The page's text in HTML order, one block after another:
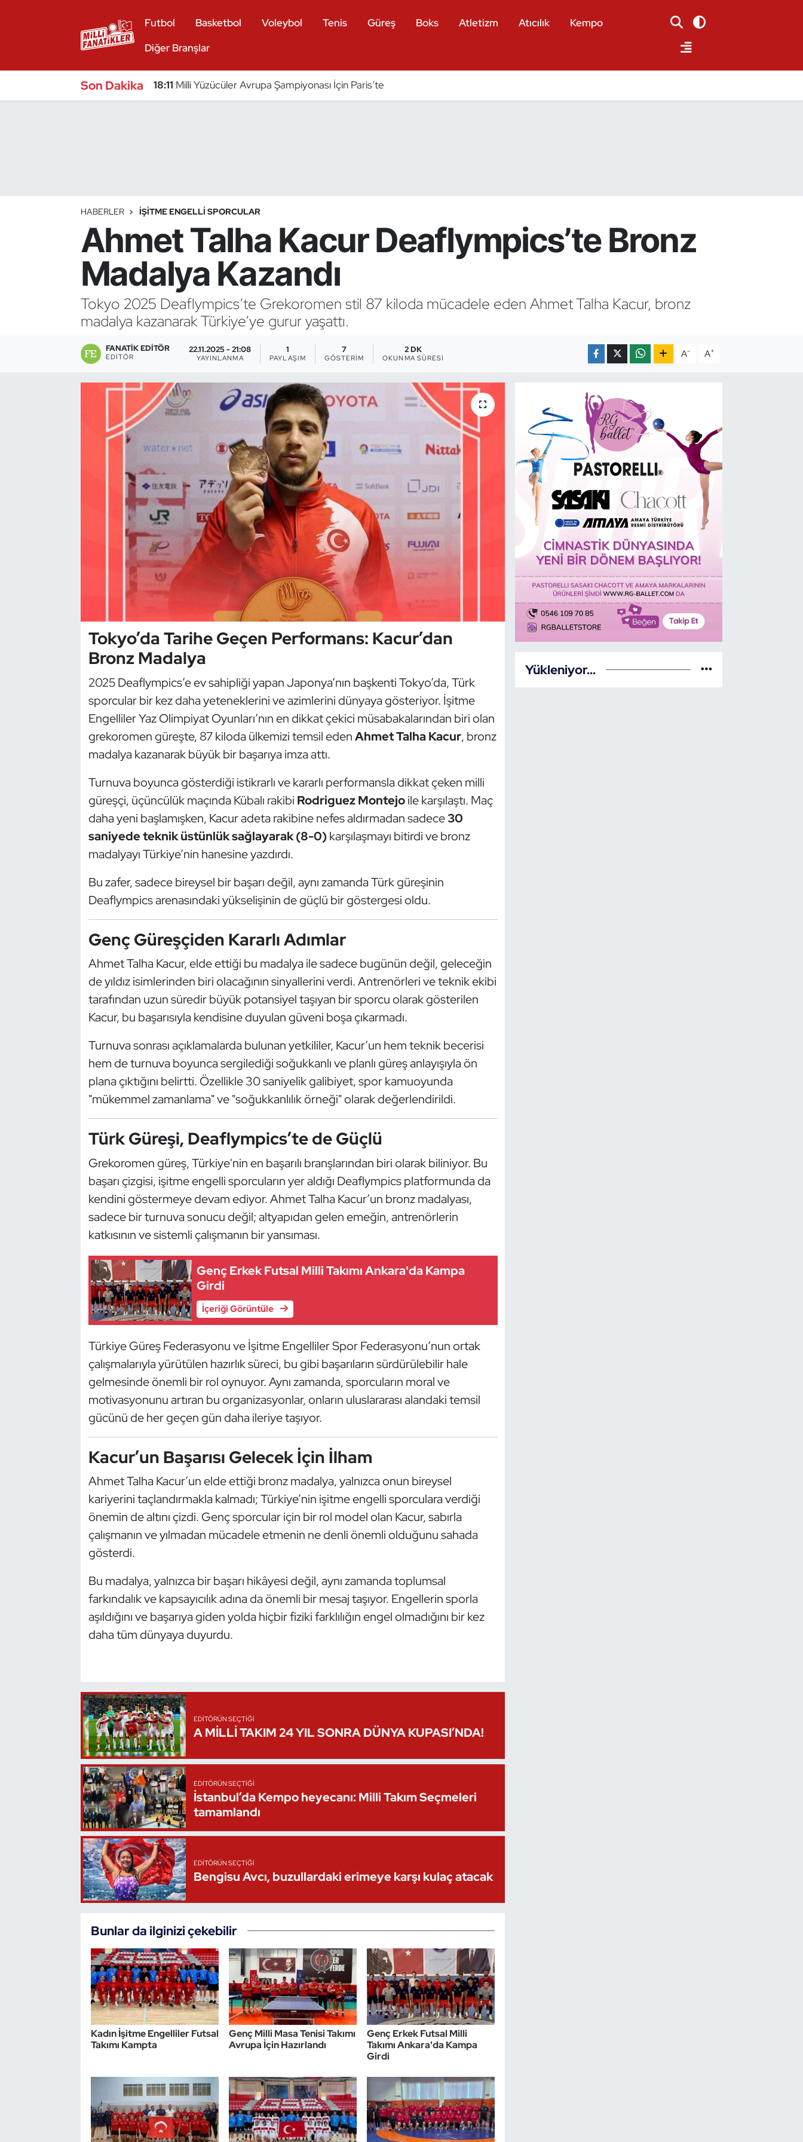
Futbol Basketbol Voleybol Tenis Güreş Boks Atletizm Atıcılık
Kempo
Diğer Branşlar
Son Dakika 18:11 Milli Yüzücüler Avrupa Şampiyonası İçin Paris’te
HABERLER İŞITME ENGELLI SPORCULAR
Ahmet Talha Kacur Deaflympics’te Bronz
Madalya Kazandı
Tokyo 2025 Deaflympics’te Grekoromen stil 87 kiloda mücadele eden Ahmet Talha Kacur, bronz
madalya kazanarak Türkiye’ye gurur yaşattı.
FANATIK EDITÖR
EDITÖR
22.11.2025 - 21:08
YAYINLANMA
1
PAYLAŞIM
7
GÖSTERIM
2 DK
OKUNMA SÜRESI A- A+
Tokyo’da Tarihe Geçen Performans: Kacur’dan
Bronz Madalya
2025 Deaflympics’e ev sahipliği yapan Japonya’nın başkenti Tokyo’da, Türk
sporcular bir kez daha yeteneklerini ve azimlerini dünyaya gösteriyor. İşitme
Engelliler Yaz Olimpiyat Oyunları’nın en dikkat çekici müsabakalarından biri olan
grekoromen güreşte, 87 kiloda ülkemizi temsil edenAhmet Talha Kacur, bronz
madalya kazanarak büyük bir başarıya imza attı.
Turnuva boyunca gösterdiği istikrarlı ve kararlı performansla dikkat çeken milli
güreşçi, üçüncülük maçında Kübalı rakibi Rodriguez Montejoile karşılaştı. Maç
daha yeni başlamışken, Kacur adeta rakibine nefes aldırmadan sadece30
saniyede teknik üstünlük sağlayarak (8-0)karşılaşmayı bitirdi ve bronz
madalyayı Türkiye’nin hanesine yazdırdı.
Bu zafer, sadece bireysel bir başarı değil, aynı zamanda Türk güreşinin
Deaflympics arenasındaki yükselişinin de güçlü bir göstergesi oldu.
Genç Güreşçiden Kararlı Adımlar
Ahmet Talha Kacur, elde ettiği bu madalya ile sadece bugünün değil, geleceğin
de yıldız isimlerinden biri olacağının sinyallerini verdi. Antrenörleri ve teknik ekibi
tarafından uzun süredir büyük potansiyel taşıyan bir sporcu olarak gösterilen
Kacur, bu başarısıyla kendisine duyulan güveni boşa çıkarmadı.
Turnuva sonrası açıklamalarda bulunan yetkililer, Kacur’un hem teknik becerisi
hem de turnuva boyunca sergilediği soğukkanlı ve planlı güreş anlayışıyla ön
plana çıktığını belirtti. Özellikle 30 saniyelik galibiyet, spor kamuoyunda
"mükemmel zamanlama" ve "soğukkanlılık örneği" olarak değerlendirildi.
Türk Güreşi, Deaflympics’te de Güçlü
Grekoromen güreş, Türkiye'nin en başarılı branşlarından biri olarak biliniyor. Bu
başarı çizgisi, işitme engelli sporcuların yer aldığı Deaflympics platformunda da
kendini göstermeye devam ediyor. Ahmet Talha Kacur’un bronz madalyası,
sadece bir turnuva sonucu değil; altyapıdan gelen emeğin, antrenörlerin
katkısının ve sistemli çalışmanın bir yansıması.
Genç Erkek Futsal Milli Takımı Ankara'da Kampa
Girdi
İçeriği Görüntüle
Türkiye Güreş Federasyonu ve İşitme Engelliler Spor Federasyonu’nun ortak
çalışmalarıyla yürütülen hazırlık süreci, bu gibi başarıların sürdürülebilir hale
gelmesinde önemli bir rol oynuyor. Aynı zamanda, sporcuların moral ve
motivasyonunu artıran bu organizasyonlar, onların uluslararası alandaki temsil
gücünü de her geçen gün daha ileriye taşıyor.
Kacur’un Başarısı Gelecek İçin İlham
Ahmet Talha Kacur’un elde ettiği bronz madalya, yalnızca onun bireysel
kariyerini taçlandırmakla kalmadı; Türkiye’nin işitme engelli sporculara verdiği
önemin de altını çizdi. Genç sporcular için bir rol model olan Kacur, sabırla
çalışmanın ve yılmadan mücadele etmenin ne denli önemli olduğunu sahada
gösterdi.
Bu madalya, yalnızca bir başarı hikâyesi değil, aynı zamanda toplumsal
farkındalık ve kapsayıcılık adına da önemli bir mesaj taşıyor. Engellerin sporla
aşıldığını ve başarıya giden yolda hiçbir fiziki farklılığın engel olmadığını bir kez
daha tüm dünyaya duyurdu.
EDITÖRÜN SEÇTIĞI
A MİLLİ TAKIM 24 YIL SONRA DÜNYA KUPASI’NDA!
EDITÖRÜN SEÇTIĞI
İstanbul’da Kempo heyecanı: Milli Takım Seçmeleri
tamamlandı
EDITÖRÜN SEÇTIĞI
Bengisu Avcı, buzullardaki erimeye karşı kulaç atacak
Bunlar da ilginizi çekebilir
Kadın İşitme Engelliler Futsal
Takımı Kampta
Genç Milli Masa Tenisi Takımı
Avrupa İçin Hazırlandı
Genç Erkek Futsal Milli
Takımı Ankara'da Kampa
Girdi
Yükleniyor...
Bocce Bowling Dart
Buz Hokeyi
Judo ve Kuraş
Kano ve Rafting
Modern Pentatlon
Motor Sporları
Özel Sporcular
Sualtı Sporları
Vücut Geliştirme Fitness
Wushu Kungfu